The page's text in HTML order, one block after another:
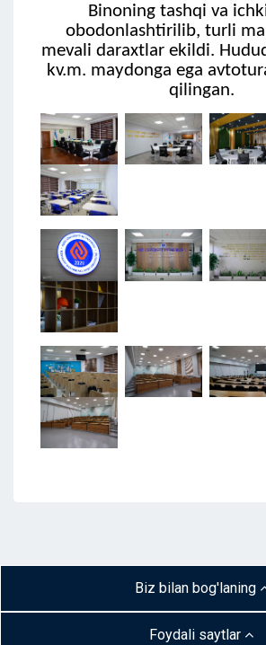
Binoning tashqi va
obodonlashtirilib, turli
mevali daraxtlar ekildi.
kv.m. maydonga ega
qilingan.
Biz bilan bog'laning
Foydali saytlar